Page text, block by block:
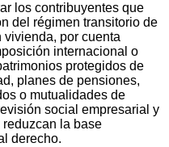
los contribuyentes que
del régimen transitorio de
vivienda, por cuenta
internacional o
protegidos de
planes de pensiones,
o mutualidades de
social empresarial y
la base
derecho.